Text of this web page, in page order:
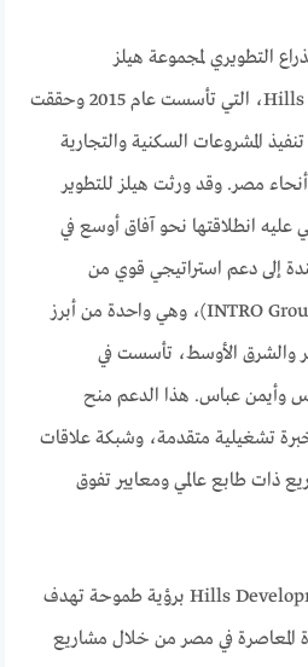
التطويري لمجموعة هيلز
كونستركشن Hills Construction، التي تأسست عام 2015 وحققت
المشروعات السكنية والتجارية
أنحاء مصر. وقد ورثت هيلز للتطوير
عليه انطلاقتها نحو آفاق أوسع في
إلى دعم استراتيجي قوي من
مجموعة INTRO القابضة (INTRO Group)، وهي واحدة من أبرز
والشرق الأوسط، تأسست في
وأيمن عباس. هذا الدعم منح
تشغيلية متقدمة، وشبكة علاقات
ذات طابع عالمي ومعايير تفوق
منذ تأسيسها، تميّزت Hills Developments برؤية طموحة تهدف
المعاصرة في مصر من خلال مشاريع